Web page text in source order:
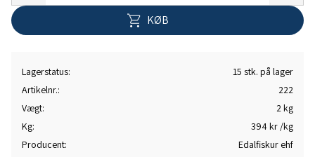
KØB
Lagerstatus
15 stk. på lager
Artikelnr.
222
Vægt
2 kg
Kg
394 kr /kg
Producent
Edalfiskur ehf